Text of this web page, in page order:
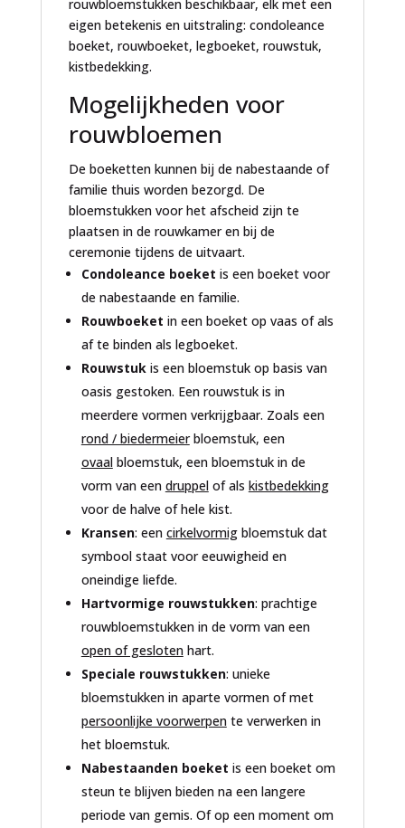
rouwbloemstukken beschikbaar, elk met een
eigen betekenis en uitstraling: condoleance
boeket, rouwboeket, legboeket, rouwstuk,
kistbedekking.
Mogelijkheden voor
rouwbloemen
De boeketten kunnen bij de nabestaande of
familie thuis worden bezorgd. De
bloemstukken voor het afscheid zijn te
plaatsen in de rouwkamer en bij de
ceremonie tijdens de uitvaart.
Condoleance boeket is een boeket voor
de nabestaande en familie.
Rouwboeket in een boeket op vaas of als
af te binden als legboeket.
Rouwstukis een bloemstuk op basis van
oasis gestoken. Een rouwstuk is in
meerdere vormen verkrijgbaar. Zoals een
rond / biedermeierbloemstuk, een
ovaalbloemstuk, een bloemstuk in de
vorm van een druppelof als kistbedekking
voor de halve of hele kist.
Kransen: een cirkelvormigbloemstuk dat
symbool staat voor eeuwigheid en
oneindige liefde.
Hartvormige rouwstukken: prachtige
rouwbloemstukken in de vorm van een
open of geslotenhart.
Speciale rouwstukken: unieke
bloemstukken in aparte vormen of met
persoonlijke voorwerpente verwerken in
het bloemstuk.
Nabestaanden boeket is een boeket om
steun te blijven bieden na een langere
periode van gemis. Of op een moment om